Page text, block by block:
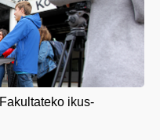
ikus-